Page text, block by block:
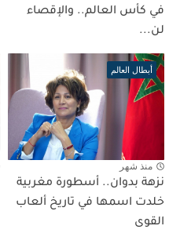
في كأس العالم.. والإقصاء
لن...
أبطال العالم
منذ شهر
نزهة بدوان.. أسطورة مغربية
خلدت اسمها في تاريخ ألعاب
القوى